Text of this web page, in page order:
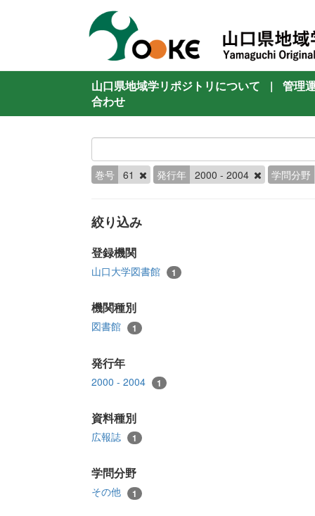
山口県地域学リポジトリについて |
管理
合わせ
巻号 61 発行年 2000 - 2004 学問分野
絞り込み
登録機関
山口大学図書館 1
機関種別
図書館 1
発行年
2000 - 2004 1
資料種別
広報誌 1
学問分野
その他 1